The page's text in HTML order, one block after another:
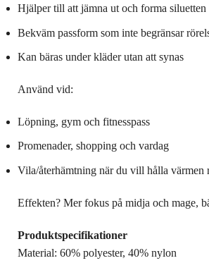
Hjälper till att jämna ut och forma siluetten
Bekväm passform som inte begränsar
Kan bäras under kläder utan att synas
Använd vid:
Löpning, gym och fitnesspass
Promenader, shopping och vardag
Vila/återhämtning när du vill hålla värmen
Effekten? Mer fokus på midja och mage,
Produktspecifikationer
Material: 60% polyester, 40% nylon